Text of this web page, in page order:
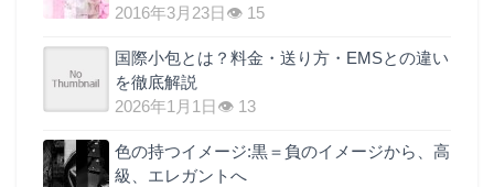
2016年3月23日 👁 15
国際小包とは？料金・送り方・EMSとの違い
を徹底解説
2026年1月1日 👁 13
色の持つイメージ:黒＝負のイメージから、高
級、エレガントへ